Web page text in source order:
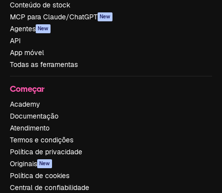
Conteúdo de stock
MCP para Claude/ChatGPT New
Agentes New
API
App móvel
Todas as ferramentas
Começar
Academy
Documentação
Atendimento
Termos e condições
Política de privacidade
Originais New
Política de cookies
Central de confiabilidade